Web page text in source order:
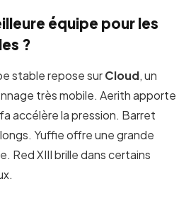
équipe pour les
?
stable repose surCloud, un
très mobile. Aerith apporte
accélère la pression. Barret
Yuffie offre une grande
Red XIII brille dans certains